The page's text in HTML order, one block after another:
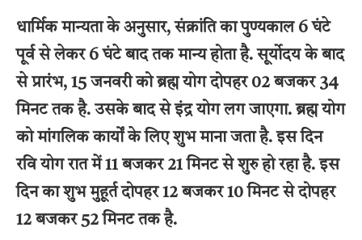
धार्मिक मान्यता के अनुसार, संक्रांति का पुण्यकाल 6 घंटे
पूर्व से लेकर 6 घंटे बाद तक मान्य होता है. सूर्याेदय के बाद
से प्रारंभ, 15 जनवरी को ब्रह्म योग दोपहर 02 बजकर 34
मिनट तक है. उसके बाद से इंद्र योग लग जाएगा. ब्रह्म योग
को मांगलिक कार्यों के लिए शुभ माना जता है. इस दिन
रवि योग रात में 11 बजकर 21 मिनट से शुरु हो रहा है. इस
दिन का शुभ मुहूर्त दोपहर 12 बजकर 10 मिनट से दोपहर
12 बजकर 52 मिनट तक है.